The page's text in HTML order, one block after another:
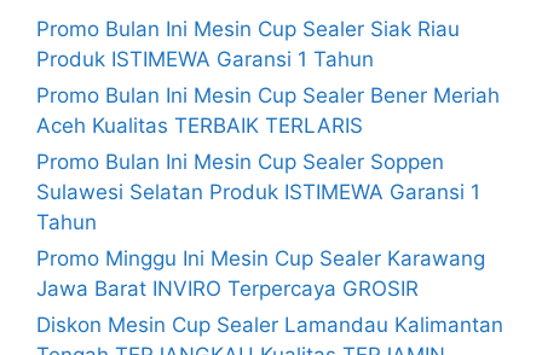
Promo Bulan Ini Mesin Cup Sealer Siak Riau
Produk ISTIMEWA Garansi 1 Tahun
Promo Bulan Ini Mesin Cup Sealer Bener Meriah
Aceh Kualitas TERBAIK TERLARIS
Promo Bulan Ini Mesin Cup Sealer Soppen
Sulawesi Selatan Produk ISTIMEWA Garansi 1
Tahun
Promo Minggu Ini Mesin Cup Sealer Karawang
Jawa Barat INVIRO Terpercaya GROSIR
Diskon Mesin Cup Sealer Lamandau Kalimantan